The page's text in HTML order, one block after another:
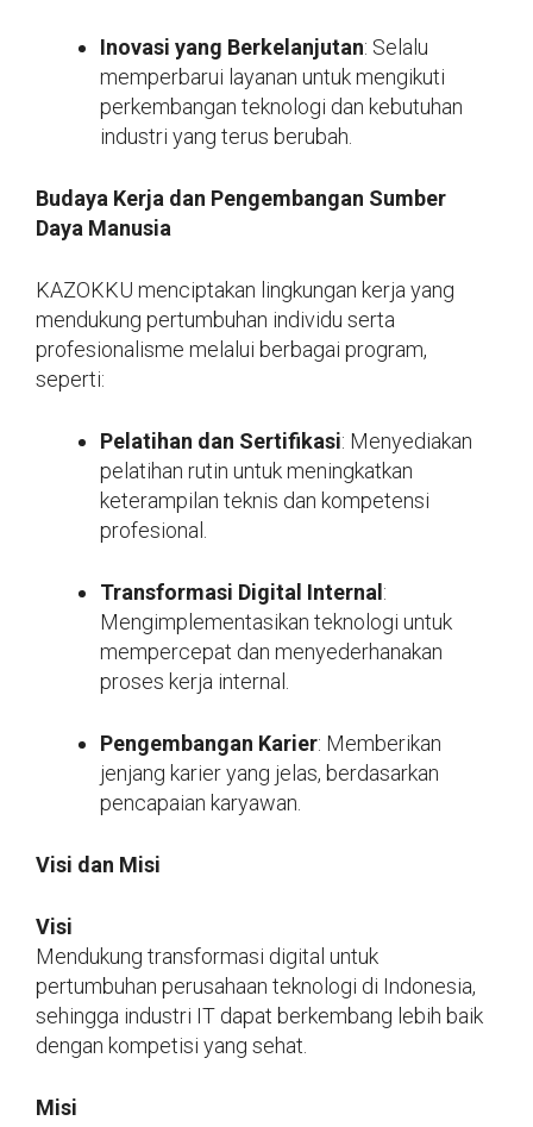
Inovasi yang Berkelanjutan: Selalu
memperbarui layanan untuk mengikuti
perkembangan teknologi dan kebutuhan
industri yang terus berubah.
Budaya Kerja dan Pengembangan Sumber
Daya Manusia
KAZOKKU menciptakan lingkungan kerja yang
mendukung pertumbuhan individu serta
profesionalisme melalui berbagai program,
seperti:
Pelatihan dan Sertifikasi: Menyediakan
pelatihan rutin untuk meningkatkan
keterampilan teknis dan kompetensi
profesional.
Transformasi Digital Internal :
Mengimplementasikan teknologi untuk
mempercepat dan menyederhanakan
proses kerja internal.
Pengembangan Karier: Memberikan
jenjang karier yang jelas, berdasarkan
pencapaian karyawan.
Visi dan Misi
Visi
Mendukung transformasi digital untuk
pertumbuhan perusahaan teknologi di Indonesia,
sehingga industri IT dapat berkembang lebih baik
dengan kompetisi yang sehat.
Misi